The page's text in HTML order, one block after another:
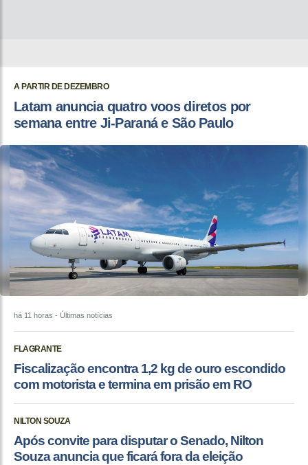
A PARTIR DE DEZEMBRO
Latam anuncia quatro voos diretos por
semana entre Ji-Paraná e São Paulo
há 11 horas - Últimas notícias
FLAGRANTE
Fiscalização encontra 1,2 kg de ouro escondido
com motorista e termina em prisão em RO
NILTON SOUZA
Após convite para disputar o Senado, Nilton
Souza anuncia que ficará fora da eleição